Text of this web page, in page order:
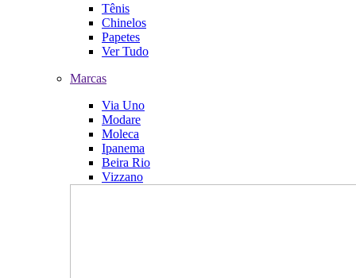
Tênis
Chinelos
Papetes
Ver Tudo
Marcas
Via Uno
Modare
Moleca
Ipanema
Beira Rio
Vizzano